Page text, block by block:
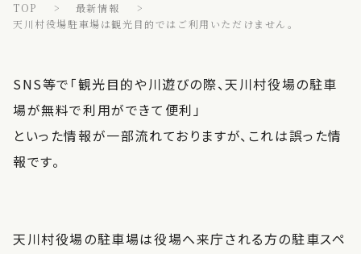
TOP
最新情報
天川村役場駐車場は観光目的ではご利用いただけません。
SNS等で「観光目的や川遊びの際、天川村役場の駐車
場が無料で利用ができて便利」
といった情報が一部流れておりますが、これは誤った情
報です。
天川村役場の駐車場は役場へ来庁される方の駐車スペ